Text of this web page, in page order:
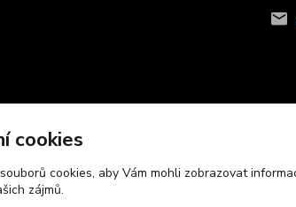
cookies
cookies, aby Vám mohli zobrazovat
zájmů.